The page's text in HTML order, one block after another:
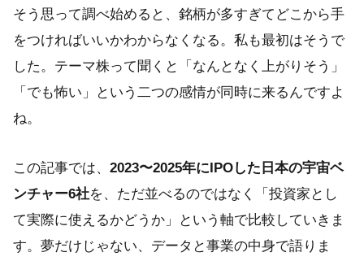
そう思って調べ始めると、銘柄が多すぎてどこから手
をつければいいかわからなくなる。私も最初はそうで
した。テーマ株って聞くと「なんとなく上がりそう」
「でも怖い」という二つの感情が同時に来るんですよ
ね。
この記事では、 2023〜2025年にIPOした日本の宇宙ベ
ンチャー6社を、ただ並べるのではなく「投資家とし
て実際に使えるかどうか」という軸で比較していきま
す。夢だけじゃない、データと事業の中身で語りま